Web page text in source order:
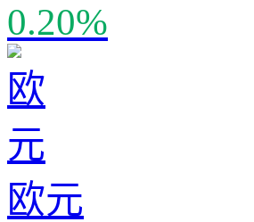
0.20%
欧元